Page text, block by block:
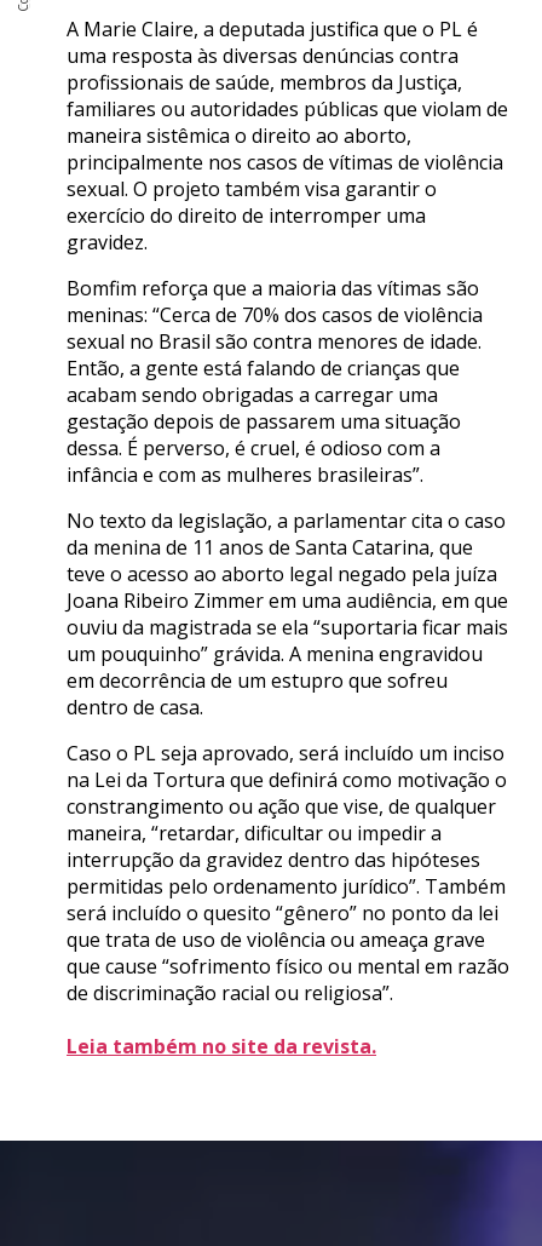
A Marie Claire, a deputada justifica que o PL é
uma resposta às diversas denúncias contra
profissionais de saúde, membros da Justiça,
familiares ou autoridades públicas que violam de
maneira sistêmica o direito ao aborto,
principalmente nos casos de vítimas de violência
sexual. O projeto também visa garantir o
exercício do direito de interromper uma
gravidez.
Bomfim reforça que a maioria das vítimas são
meninas: “Cerca de 70% dos casos de violência
sexual no Brasil são contra menores de idade.
Então, a gente está falando de crianças que
acabam sendo obrigadas a carregar uma
gestação depois de passarem uma situação
dessa. É perverso, é cruel, é odioso com a
infância e com as mulheres brasileiras”.
No texto da legislação, a parlamentar cita o caso
da menina de 11 anos de Santa Catarina, que
teve o acesso ao aborto legal negado pela juíza
Joana Ribeiro Zimmer em uma audiência, em que
ouviu da magistrada se ela “suportaria ficar mais
um pouquinho” grávida. A menina engravidou
em decorrência de um estupro que sofreu
dentro de casa.
Caso o PL seja aprovado, será incluído um inciso
na Lei da Tortura que definirá como motivação o
constrangimento ou ação que vise, de qualquer
maneira, “retardar, dificultar ou impedir a
interrupção da gravidez dentro das hipóteses
permitidas pelo ordenamento jurídico”. Também
será incluído o quesito “gênero” no ponto da lei
que trata de uso de violência ou ameaça grave
que cause “sofrimento físico ou mental em razão
de discriminação racial ou religiosa”.
Leia também no site da revista.